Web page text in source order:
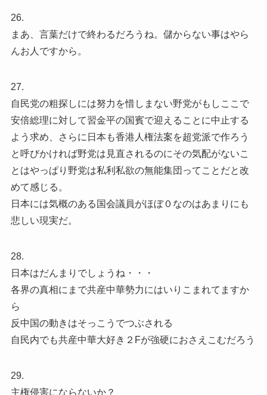
26.
まあ、言葉だけで終わるだろうね。儲からない事はやら
んお人ですから。
27.
自民党の粗探しには努力を惜しまない野党がもしここで
安倍総理に対して習金平の国賓で迎えることに中止する
よう求め、さらに日本も香港人権法案を超党派で作ろう
と呼びかければ野党は見直されるのにその気配がないこ
とはやっぱり野党は私利私欲の無能集団ってことだと改
めて感じる。
日本には気概のある国会議員がほぼ０なのはあまりにも
悲しい現実だ。
28.
日本はだんまりでしょうね・・・
各界の真相にまで共産中華勢力にはいりこまれてますか
ら
反中国の動きはそっこうでつぶされる
自民内でも共産中華大好き２Fが強硬におさえこむだろう
29.
主権侵害にならないか？